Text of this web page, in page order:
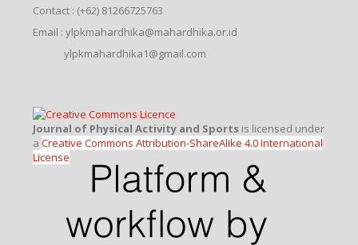
Contact : (+62) 81266725763
Email : ylpkmahardhika@mahardhika.or.id
ylpkmahardhika1@gmail.com
Journal of Physical Activity and Sports is licensed under
a Creative Commons Attribution-ShareAlike 4.0 International
License